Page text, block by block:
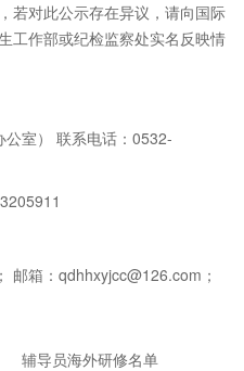
若对此公示存在异议，请向国际
工作部或纪检监察处实名反映情
室） 联系电话： 0532-
； 邮箱： qdhhxyjcc@126.com ；
辅导员海外研修名单